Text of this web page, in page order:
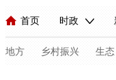
首页 时政
人民领袖习近平 联播+
直播 栏目大全
海外频道 iPanda
地方 乡村振兴 生态